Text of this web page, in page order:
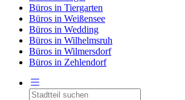
Büros in Tiergarten
Büros in Weißensee
Büros in Wedding
Büros in Wilhelmsruh
Büros in Wilmersdorf
Büros in Zehlendorf